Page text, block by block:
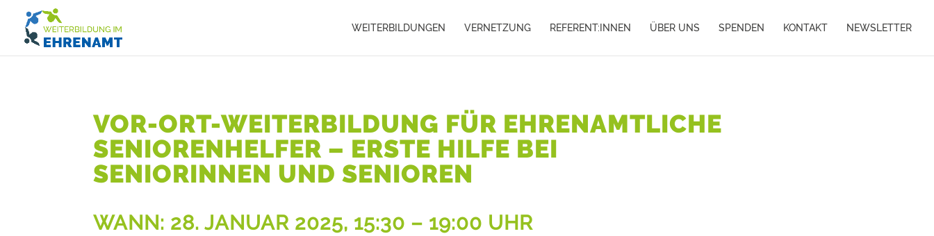
WEITERBILDUNGEN VERNETZUNG REFERENT:INNEN ÜBER UNS SPENDEN KONTAKT NEWSLETTER
VOR-ORT-WEITERBILDUNG FÜR EHRENAMTLICHE
SENIORENHELFER – ERSTE HILFE BEI
SENIORINNEN UND SENIOREN
WANN: 28. JANUAR 2025, 15:30 – 19:00 UHR